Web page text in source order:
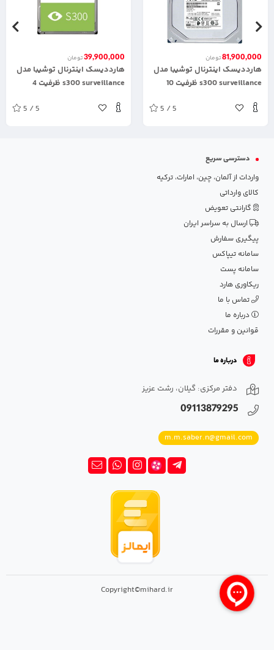
81,900,000تومان
هارددیسک اینترنال توشیبا مدل
s300 surveillance ظرفیت 10
5 / 5
39,900,000تومان
هارددیسک اینترنال توشیبا مدل
s300 surveillance ظرفیت 4
5 / 5
دسترسی سریع
واردات از آلمان، چین، امارات، ترکیه
کالای وارداتی
گارانتی تعویض
ارسال به سراسر ایران
پیگیری سفارش
سامانه تیپاکس
سامانه پست
ریکاوری هارد
تماس با ما
درباره ما
قوانین و مقررات
درباره ما
دفتر مرکزی: گیلان، رشت عزیز
09113879295
m.m.saber.n@gmail.com
Copyright©mihard.ir